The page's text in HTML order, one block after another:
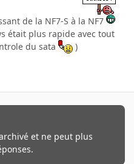
de la NF7-S à la NF7
était plus rapide avec tout
du sata
)
et ne peut plus